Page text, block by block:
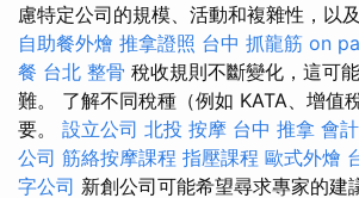
慮特定公司的規模、活動和複雜性，以
自助餐外燴 推拿證照 台中 抓龍筋 on
餐 台北 整骨 稅收規則不斷變化，這可
難。 了解不同稅種（例如 KATA、增值
要。 設立公司 北投 按摩 台中 推拿 會
公司 筋絡按摩課程 指壓課程 歐式外燴
字公司 新創公司可能希望尋求專家的建